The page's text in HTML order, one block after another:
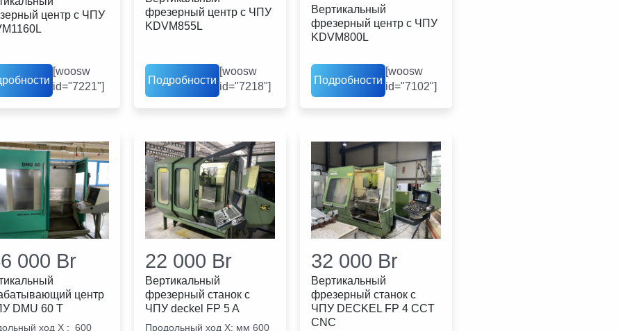
центр с ЧПУ
[woosw
id="7221"]
фрезерный центр с ЧПУ
KDVM855L
Подробности
[woosw
id="7218"]
Вертикальный
фрезерный центр с ЧПУ
KDVM800L
Подробности
[woosw
id="7102"]
000 Br
центр
DMU 60 T
ход X : 600
22 000 Br
Вертикальный
фрезерный станок с
ЧПУ deckel FP 5 A
Продольный ход X: мм 600
32 000 Br
Вертикальный
фрезерный станок с
ЧПУ DECKEL FP 4 CCT
CNC